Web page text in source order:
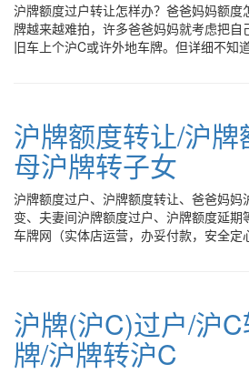
沪牌额度过户转让怎样办？爸爸妈妈额度
牌越来越难拍，许多爸爸妈妈就考虑把自
旧车上个沪C或许外地车牌。但详细不知
沪牌额度转让/沪牌
母沪牌转子女
沪牌额度过户、沪牌额度转让、爸爸妈妈
变、夫妻间沪牌额度过户、沪牌额度延
车牌网（实体店运营，办妥付款，安全定
沪牌(沪C)过户/沪
牌/沪牌转沪C